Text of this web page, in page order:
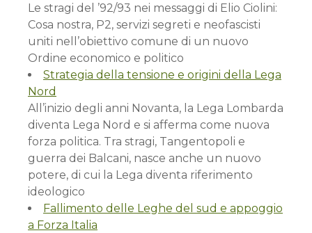
Le stragi del ’92/93 nei messaggi di Elio Ciolini:
Cosa nostra, P2, servizi segreti e neofascisti
uniti nell’obiettivo comune di un nuovo
Ordine economico e politico
Strategia della tensione e origini della Lega
Nord
All’inizio degli anni Novanta, la Lega Lombarda
diventa Lega Nord e si afferma come nuova
forza politica. Tra stragi, Tangentopoli e
guerra dei Balcani, nasce anche un nuovo
potere, di cui la Lega diventa riferimento
ideologico
Fallimento delle Leghe del sud e appoggio
a Forza Italia